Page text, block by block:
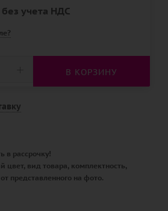
учета НДС
В КОРЗИНУ
в рассрочку!
цвет, вид товара, комплектность,
представленного на фото.